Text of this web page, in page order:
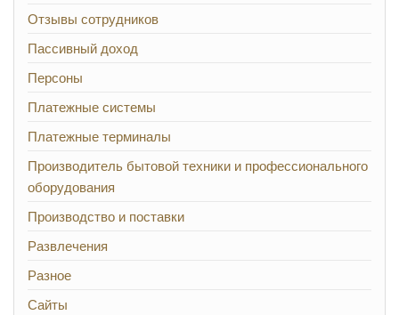
Отзывы сотрудников
Пассивный доход
Персоны
Платежные системы
Платежные терминалы
Производитель бытовой техники и профессионального
оборудования
Производство и поставки
Развлечения
Разное
Сайты